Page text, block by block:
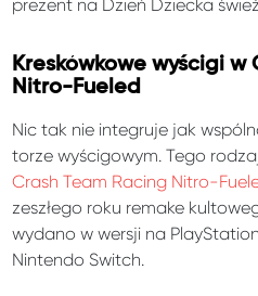
prezent na Dzień Dziecka
Kreskówkowe wyścigi w
Nitro-Fueled
Nic tak nie integruje jak
torze wyścigowym. Tego
Crash Team Racing Nitro-
zeszłego roku remake
wydano w wersji na
Nintendo Switch.